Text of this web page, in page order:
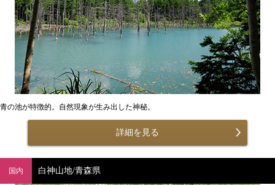
青の池が特徴的。自然現象が生み出した神秘。
詳細を見る
国内 白神山地/青森県